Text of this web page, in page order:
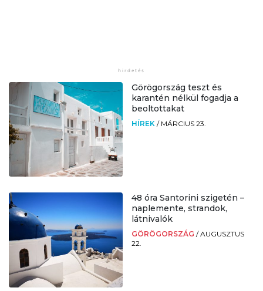
Görögország teszt és
karantén nélkül fogadja a
beoltottakat
HÍREK / MÁRCIUS 23.
48 óra Santorini szigetén –
naplemente, strandok,
látnivalók
GÖRÖGORSZÁG /AUGUSZTUS
22.